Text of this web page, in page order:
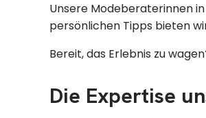
Unsere Modeberaterinnen
persönlichen Tipps bieten
Bereit, das Erlebnis zu
Die Expertise